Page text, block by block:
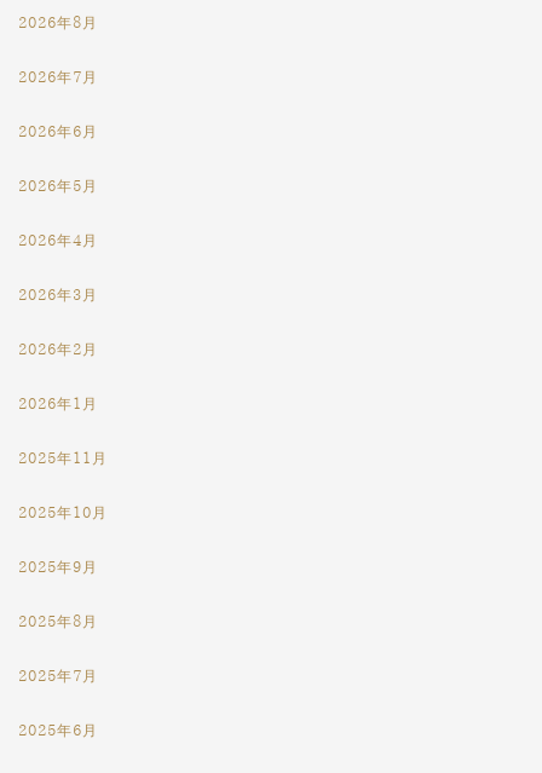
2026年8月
2026年7月
2026年6月
2026年5月
2026年4月
2026年3月
2026年2月
2026年1月
2025年11月
2025年10月
2025年9月
2025年8月
2025年7月
2025年6月